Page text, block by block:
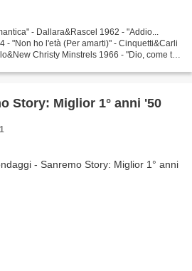
- Dallara&Rascel 1962 - "Addio...
- "Non ho l'età (Per amarti)" - Cinquetti&Carli
Christy Minstrels 1966 - "Dio, come ti
Story: Miglior 1° anni '50